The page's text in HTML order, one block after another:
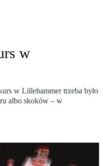
w
w Lillehammer trzeba było
albo skoków – w